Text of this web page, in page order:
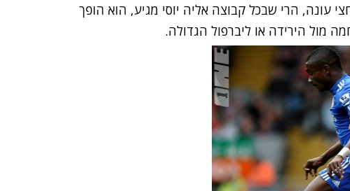
עונה, הרי שבכל קבוצה אליה יוסי מגיע, הוא הופך
מול הירידה או ליברפול הגדולה.